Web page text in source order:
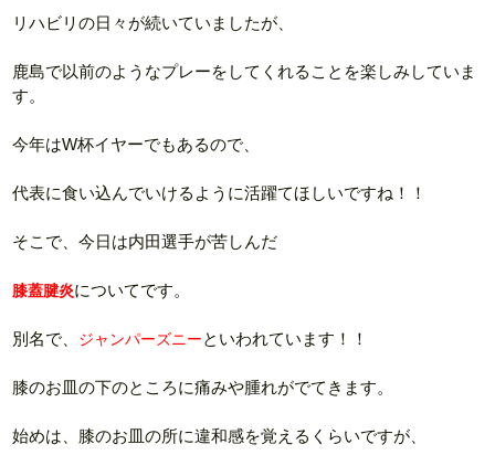
リハビリの日々が続いていましたが、
鹿島で以前のようなプレーをしてくれることを楽しみしていま
す。
今年はW杯イヤーでもあるので、
代表に食い込んでいけるように活躍てほしいですね！！
そこで、今日は内田選手が苦しんだ
膝蓋腱炎についてです。
別名で、 ジャンパーズニーといわれています！！
膝のお皿の下のところに痛みや腫れがでてきます。
始めは、膝のお皿の所に違和感を覚えるくらいですが、